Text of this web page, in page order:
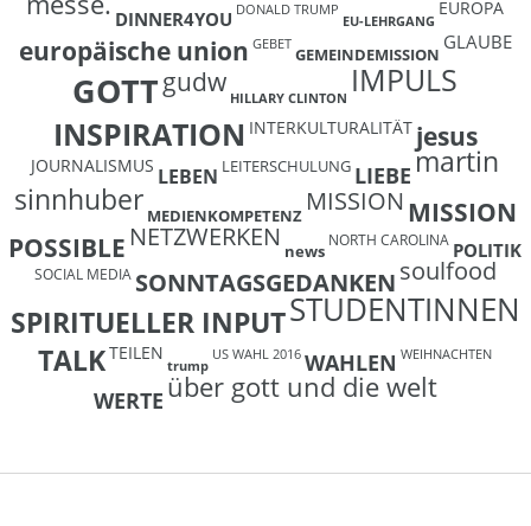
DINNER4YOU DONALD TRUMP
EU-LEHRGANG
EUROPA
europäische union GEBET GEMEINDEMISSION
GLAUBE
GOTTgudw HILLARY CLINTON IMPULS
INSPIRATION INTERKULTURALITÄT jesus
JOURNALISMUS LEBEN LEITERSCHULUNG LIEBEmartin
sinnhuber MEDIENKOMPETENZ MISSION MISSION
POSSIBLE NETZWERKEN news
NORTH CAROLINA POLITIK
SOCIAL MEDIA SONNTAGSGEDANKENsoulfood
SPIRITUELLER INPUTSTUDENTINNEN
TALKTEILEN
trump
US WAHL 2016 WAHLEN WEIHNACHTEN
WERTE über gott und die welt